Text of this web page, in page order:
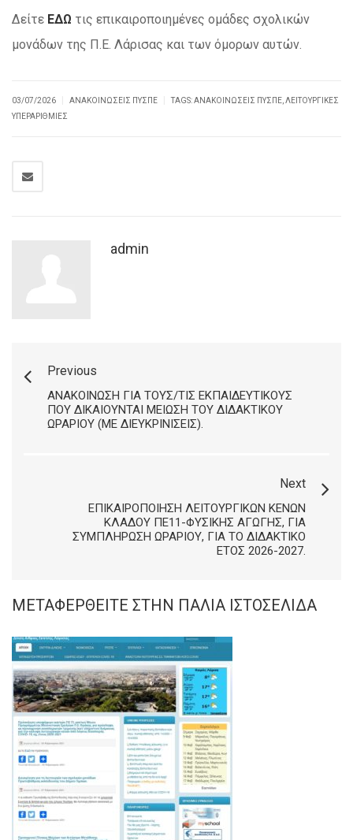
Δείτε ΕΔΩ τις επικαιροποιημένες ομάδες σχολικών
μονάδων της Π.Ε. Λάρισας και των όμορων αυτών.
03/07/2026 ΑΝΑΚΟΙΝΏΣΕΙΣ ΠΥΣΠΕ TAGS:ΑΝΑΚΟΙΝΏΣΕΙΣ ΠΥΣΠΕ ΛΕΙΤΟΥΡΓΙΚΈΣ
ΥΠΕΡΑΡΙΘΜΊΕΣ
admin
Previous
ΑΝΑΚΟΊΝΩΣΗ ΓΙΑ ΤΟΥΣ/ΤΙΣ ΕΚΠΑΙΔΕΥΤΙΚΟΎΣ
ΠΟΥ ΔΙΚΑΙΟΎΝΤΑΙ ΜΕΊΩΣΗ ΤΟΥ ΔΙΔΑΚΤΙΚΟΎ
ΩΡΑΡΊΟΥ (ΜΕ ΔΙΕΥΚΡΙΝΊΣΕΙΣ).
Next
ΕΠΙΚΑΙΡΟΠΟΊΗΣΗ ΛΕΙΤΟΥΡΓΙΚΏΝ ΚΕΝΏΝ
ΚΛΆΔΟΥ ΠΕ11-ΦΥΣΙΚΉΣ ΑΓΩΓΉΣ, ΓΙΑ
ΣΥΜΠΛΉΡΩΣΗ ΩΡΑΡΊΟΥ, ΓΙΑ ΤΟ ΔΙΔΑΚΤΙΚΌ
ΈΤΟΣ 2026-2027.
ΜΕΤΑΦΕΡΘΕΊΤΕ ΣΤΗΝ ΠΑΛΙΆ ΙΣΤΟΣΕΛΊΔΑ